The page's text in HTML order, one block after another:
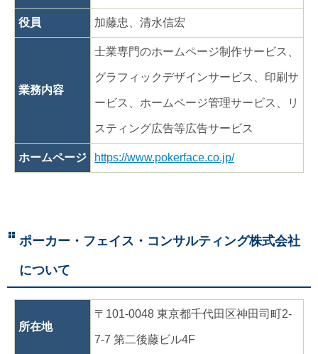
役員 加藤忠、清水信宏
業務内容
士業専門のホームページ制作サービス、
グラフィックデザインサービス、印刷サ
ービス、ホームページ管理サービス、リ
スティング広告等広告サービス
ホームページ https://www.pokerface.co.jp/
ポーカー・フェイス・コンサルティング株式会社
について
所在地
〒101-0048 東京都千代田区神田司町2-
7-7 第二後藤ビル4F